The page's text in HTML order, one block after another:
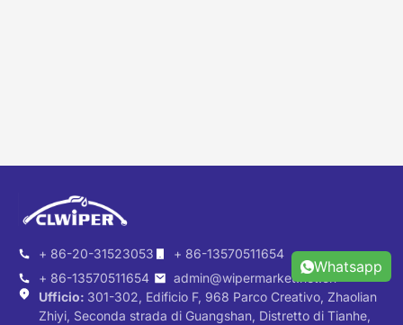
+ 86-20-31523053
+ 86-13570511654
+ 86-13570511654
admin@wipermarket.net.cn
Ufficio: 301-302, Edificio F, 968 Parco Creativo, Zhaolian
Zhiyi, Seconda strada di Guangshan, Distretto di Tianhe,
Whatsapp